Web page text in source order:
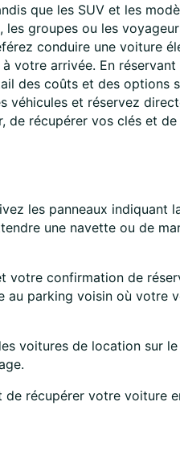
que les SUV et les
groupes ou les
conduire une voiture
votre arrivée. En réservant
des coûts et des options
véhicules et réservez
récupérer vos clés et
les panneaux indiquant
une navette ou de
votre confirmation de
au parking voisin où votre
voitures de location sur
récupérer votre voiture